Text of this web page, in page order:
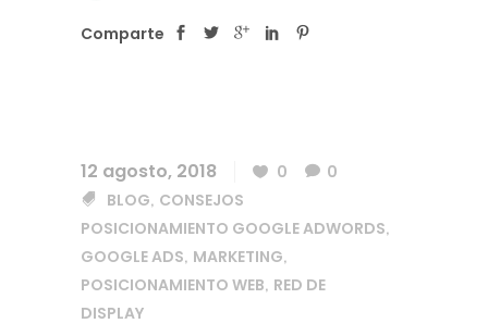
Comparte
12 agosto, 2018 0
0
BLOG, CONSEJOS
POSICIONAMIENTO GOOGLE ADWORDS,
GOOGLE ADS, MARKETING,
POSICIONAMIENTO WEB, RED DE
DISPLAY